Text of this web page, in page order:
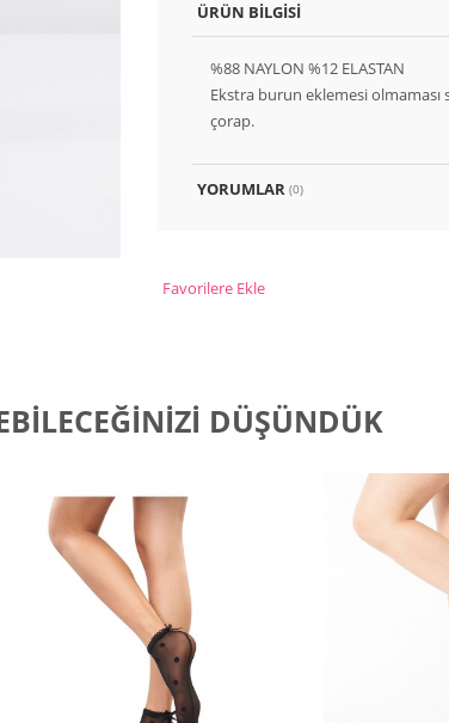
ÜRÜN BILGISI
%88 NAYLON %12 ELASTAN
Ekstra burun eklemesi olmaması
çorap.
YORUMLAR (0)
Favorilere Ekle
DÜŞÜNDÜK